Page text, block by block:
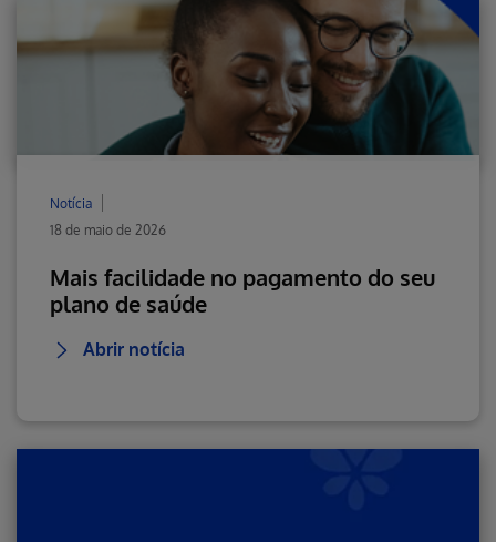
Notícia
18 de maio de 2026
Mais facilidade no pagamento do seu
plano de saúde
Abrir notícia